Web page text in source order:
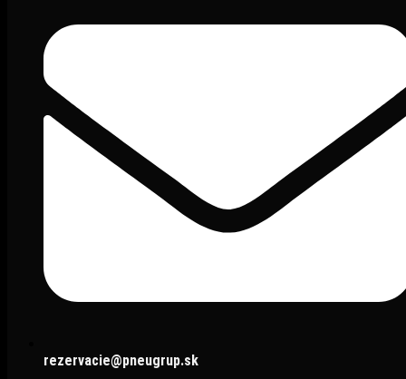
rezervacie@pneugrup.sk